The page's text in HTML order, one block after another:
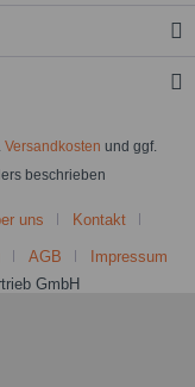
Versandkosten und ggf.
beschrieben
uns Kontakt
AGB
Impressum
GmbH